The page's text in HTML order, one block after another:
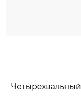
Четырехвальный